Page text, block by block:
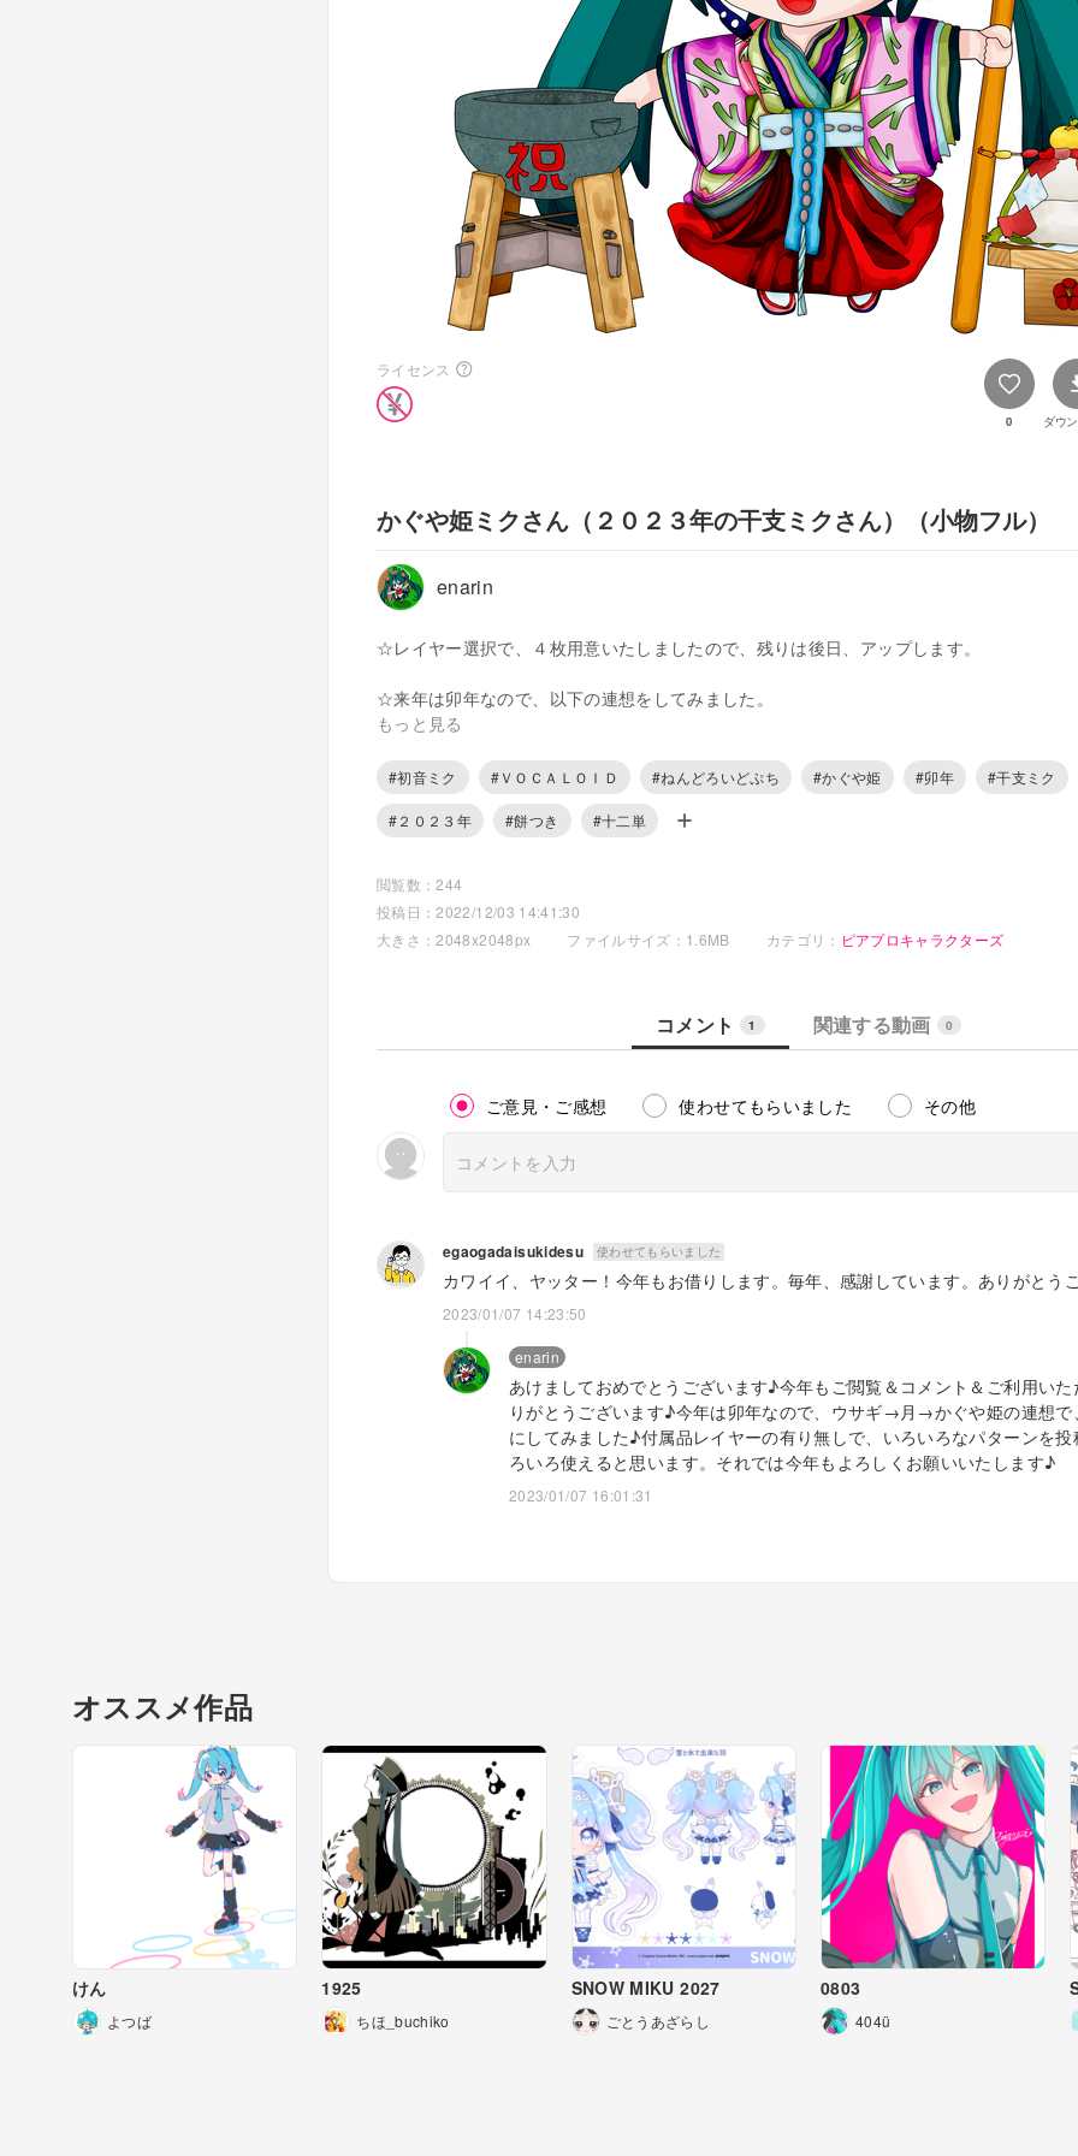
ライセンス
0 ダウ
かぐや姫ミクさん（２０２３年の干支ミクさん）（小物フル）
enarin
☆レイヤー選択で、４枚用意いたしましたので、残りは後日、アップします。
☆来年は卯年なので、以下の連想をしてみました。
☆レイヤー変更をすることで、4種類のかぐや姫ミクさんイラストをご用意しました。
１） 全部（かぐや姫ミクさん、臼と杵、鏡餅）
１）ねんどろいどぷちの初音ミクさんの写真をペイントツールSAIでトレースし、清書して
の初音ミクさんの必要な個所の線画を作る
３）オリジナルの“祝”の文字の線画を作って臼に入れる。
４）オリジナルの十二単の“ネギ柄”の線画を十二単に合うように作る。
５）清書して、パーツごとにレイヤー分けする。
７）レイヤーの有無、サイズなどを調整して、４枚作る。
☆ご利用しやすいように、透過pngフォーマットにしてます。また使いやすいように、リ
もっと見る
#初音ミク #ＶＯＣＡＬＯＩＤ #ねんどろいどぷち #かぐや姫 #卯年 #干支ミク
#２０２３年 #餅つき #十二単
閲覧数：244
投稿日：2022/12/03 14:41:30
大きさ：2048x2048px
ファイルサイズ：1.6MB カテゴリ： ピアプロキャラクターズ
コメント 1 関連する動画 0
ご意見・ご感想 使わせてもらいました その他
egaogadaisukidesu 使わせてもらいました
カワイイ、ヤッター！今年もお借りします。毎年、感謝しています。ありがとうご
2023/01/07 14:23:50
enarin
あけましておめでとうございます♪今年もご閲覧＆コメント＆ご利用い
りがとうございます♪今年は卯年なので、ウサギ→月→かぐや姫の連想で
にしてみました♪付属品レイヤーの有り無しで、いろいろなパターンを
ろいろ使えると思います。それでは今年もよろしくお願いいたします♪
2023/01/07 16:01:31
オススメ作品
けん
よつば
1925
ちほ_buchiko
SNOW MIKU 2027
ごとうあざらし
0803
404ü